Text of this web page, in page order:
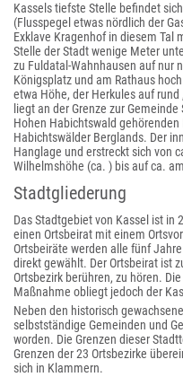
Kassels tiefste Stelle befindet
(Flusspegel etwas nördlich der
Exklave Kragenhof in diesem Tal
Stelle der Stadt wenige Meter
zu Fuldatal-Wahnhausen auf nur
Königsplatz und am Rathaus
etwa Höhe, der Herkules auf
liegt an der Grenze zur
Hohen Habichtswald
Habichtswälder Berglands. Der
Hanglage und erstreckt sich von
Wilhelmshöhe (ca. ) bis auf ca.
Stadtgliederung
Das Stadtgebiet von Kassel ist in
einen Ortsbeirat mit einem
Ortsbeiräte werden alle fünf
direkt gewählt. Der Ortsbeirat ist
Ortsbezirk berühren, zu hören.
Maßnahme obliegt jedoch der
Neben den historisch
selbstständige Gemeinden und
worden. Die Grenzen dieser
Grenzen der 23 Ortsbezirke
sich in Klammern.